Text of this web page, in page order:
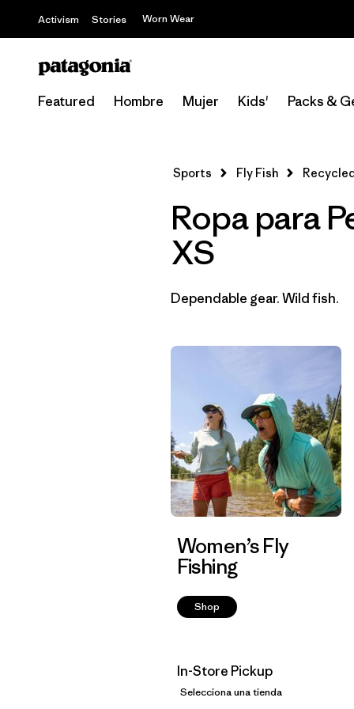
Activism Stories Worn Wear
Featured Hombre Mujer Kids' Packs &
Sports Fly Fish
Ropa para
XS
Dependable gear. Wild fish.
Women’s Fly
Fishing
Shop
In-Store Pickup
Selecciona una tienda